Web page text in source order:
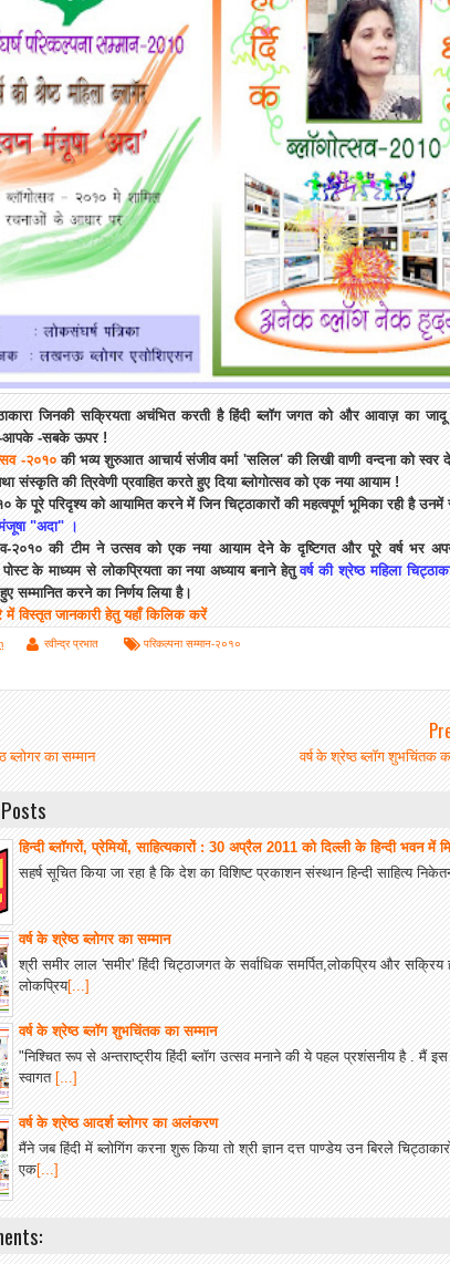
जिनकी सक्रियता अचंभित करती है हिंदी ब्लॉग जगत को और आवाज़ का
आपके -सबके ऊपर !
-२०१०की भव्य शुरुआत आचार्य संजीव वर्मा 'सलिल' की लिखी वाणी वन्दना को
संस्कृति की त्रिवेणी प्रवाहित करते हुए दिया ब्लोगोत्सव को एक नया आयाम !
के पूरे परिदृश्य को आयामित करने में जिन चिट्ठाकारों की महत्वपूर्ण भूमिका रही है
मंजूषा "अदा" ।
२०१० की टीम ने उत्सव को एक नया आयाम देने के दृष्टिगत और पूरे वर्ष भर
पोस्ट के माध्यम से लोकप्रियता का नया अध्याय बनाने हेतुवर्ष की श्रेष्ठ महिला
सम्मानित करने का निर्णय लिया है।
में विस्तृत जानकारी हेतु यहाँ किलिक करें
रवीन्द्र प्रभात परिकल्पना सम्मान-२०१०
ब्लोगर का सम्मान वर्ष के श्रेष्ठ ब्लॉग शुभचिंतक
हिन्‍दी ब्‍लॉगरों, प्रेमियों, साहित्‍यकारों : 30 अप्रैल 2011 को दिल्‍ली के हिन्‍दी भवन में
सहर्ष सूचित किया जा रहा है कि देश का विशिष्ट प्रकाशन संस्थान हिन्दी साहित्य
वर्ष के श्रेष्ठ ब्लोगर का सम्मान
श्री समीर लाल 'समीर' हिंदी चिट्ठाजगत के सर्वाधिक समर्पित,लोकप्रिय और सक्रिय
लोकप्रिय[...]
वर्ष के श्रेष्ठ ब्लॉग शुभचिंतक का सम्मान
"निश्चित रूप से अन्तराष्ट्रीय हिंदी ब्लॉग उत्सव मनाने की ये पहल प्रशंसनीय है . मैं
स्वागत[...]
वर्ष के श्रेष्ठ आदर्श ब्लोगर का अलंकरण
मैंने जब हिंदी में ब्लोगिंग करना शुरू किया तो श्री ज्ञान दत्त पाण्डेय उन बिरले
एक[...]